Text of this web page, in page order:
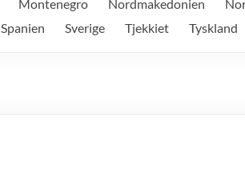
Montenegro Nordmakedonien
Spanien Sverige Tjekkiet Tyskland